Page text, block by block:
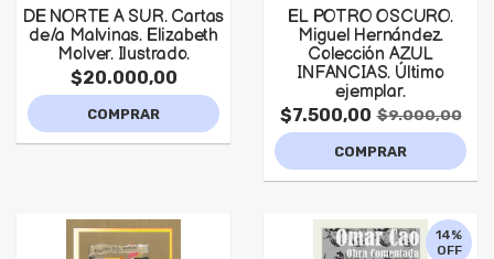
DE NORTE A SUR. Cartas
de/a Malvinas. Elizabeth
Molver. Ilustrado.
$20.000,00
COMPRAR
EL POTRO OSCURO.
Miguel Hernández.
Colección AZUL
INFANCIAS. Último
ejemplar.
$7.500,00 $9.000,00
COMPRAR
14%
OFF